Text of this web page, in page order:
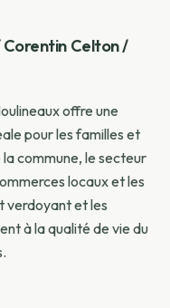
Celton /
offre une
pour les familles et
commune, le secteur
locaux et les
verdoyant et les
à la qualité de vie du